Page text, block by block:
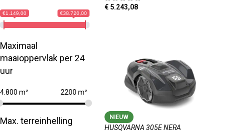
€1.149,00 €38.720,00
Maximaal
maaioppervlak per 24
uur
4.800 m² 2200 m²
Max. terreinhelling
€5.243,08
NIEUW
HUSQVARNA 305E NERA